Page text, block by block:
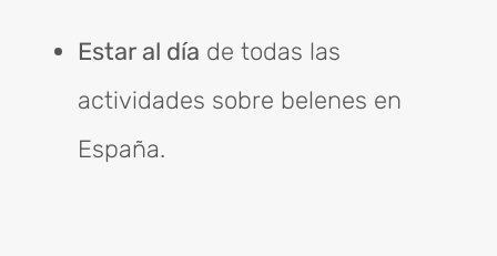
Estar al día de todas las
actividades sobre belenes en
España.